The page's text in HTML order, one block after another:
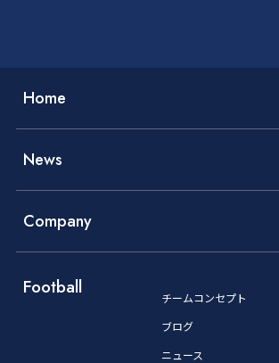
Home
News
Company
Football
チームコンセプト
ブログ
ニュース